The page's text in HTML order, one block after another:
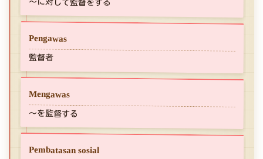
～に対して監督をする
Pengawas
監督者
Mengawas
～を監督する
Pembatasan sosial